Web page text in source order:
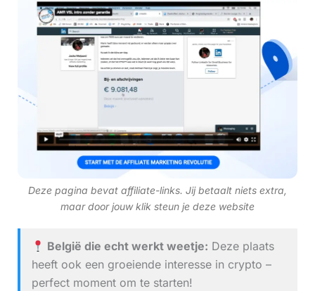
Deze pagina bevat affiliate-links. Jij betaalt niets extra,
maar door jouw klik steun je deze website
België die echt werkt weetje: Deze plaats
heeft ook een groeiende interesse in crypto –
perfect moment om te starten!